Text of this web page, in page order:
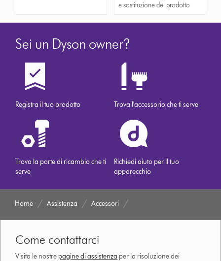
e sostituzione del prodotto
Sei un Dyson owner?
Registra il tuo prodotto Trova l'accessorio che ti serve
Trova la parte di ricambio che ti
serve
Richiedi aiuto per il tuo
apparecchio
Home Assistenza Accessori
Come contattarci
Visita le nostre pagine di assistenza per la risoluzione dei